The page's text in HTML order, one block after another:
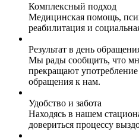
Комплексный подход
Медицинская помощь,
реабилитация и
Результат в день
Мы рады сообщить, что
прекращают
обращения к нам.
Удобство и забота
Находясь в нашем
довериться процессу